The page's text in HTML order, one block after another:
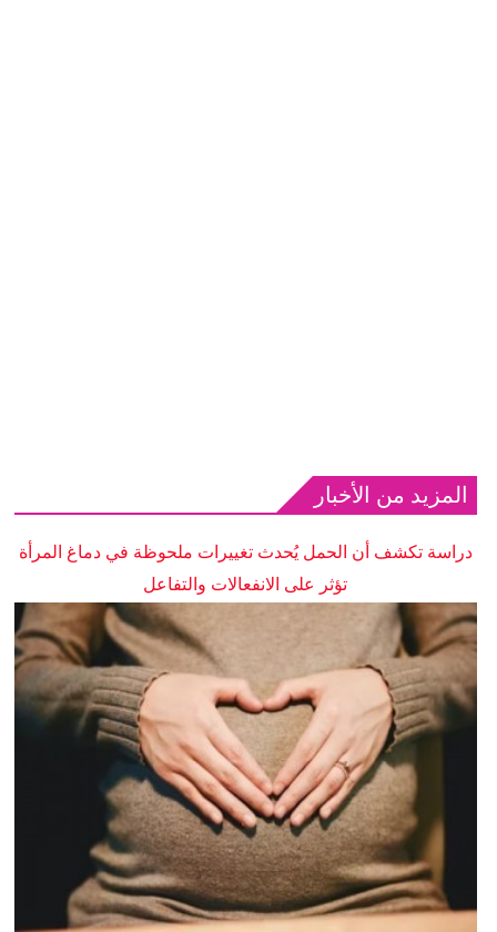
المزيد من الأخبار
دراسة تكشف أن الحمل يُحدث تغييرات ملحوظة في دماغ المرأة
تؤثر على الانفعالات والتفاعل